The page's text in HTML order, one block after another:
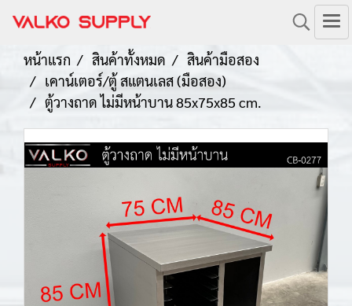
หน้าแรก สินค้าทั้งหมด
สินค้ามือสอง
เคาน์เตอร์/ตู้ สแตนเลส (มือสอง)
ตู้วางถาด ไม่มีหน้าบาน 85x75x85 cm.